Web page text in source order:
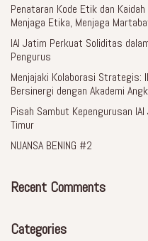
Penataran Kode Etik dan
Menjaga Etika, Menjaga
IAI Jatim Perkuat Soliditas
Pengurus
Menjajaki Kolaborasi Strategis:
Bersinergi dengan Akademi
Pisah Sambut Kepengurusan
Timur
NUANSA BENING #2
Recent Comments
Categories